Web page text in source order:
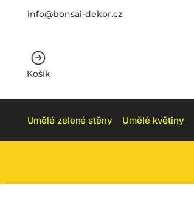
info@bonsai-dekor.cz
Košík
Umělé zelené stěny Umělé květiny